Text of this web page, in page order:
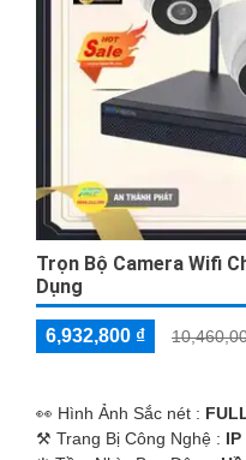
Trọn Bộ Camera Wifi
Dụng
6,932,800 ₫
️👀 Hình Ảnh Sắc nét :
⚒ Trang Bị Công Nghệ : IP